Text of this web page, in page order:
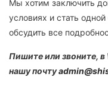
Мы хотим заключить
условиях и стать
обсудить все
Пишите или звоните,
нашу почту